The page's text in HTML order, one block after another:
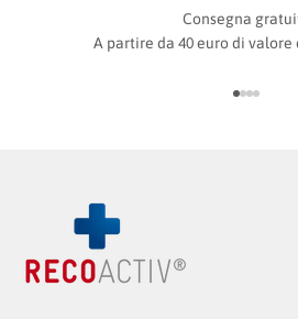
Consegna
A partire da 40 euro di valore